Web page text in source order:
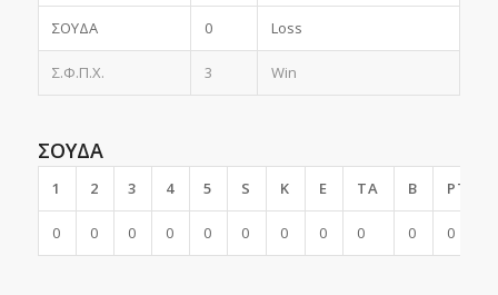
ΣΟΥΔΑ 0 Loss
Σ.Φ.Π.Χ. 3 Win
ΣΟΥΔΑ
1 2 3 4 5 S K E TA B PTS
0 0 0 0 0 0 0 0 0 0 0